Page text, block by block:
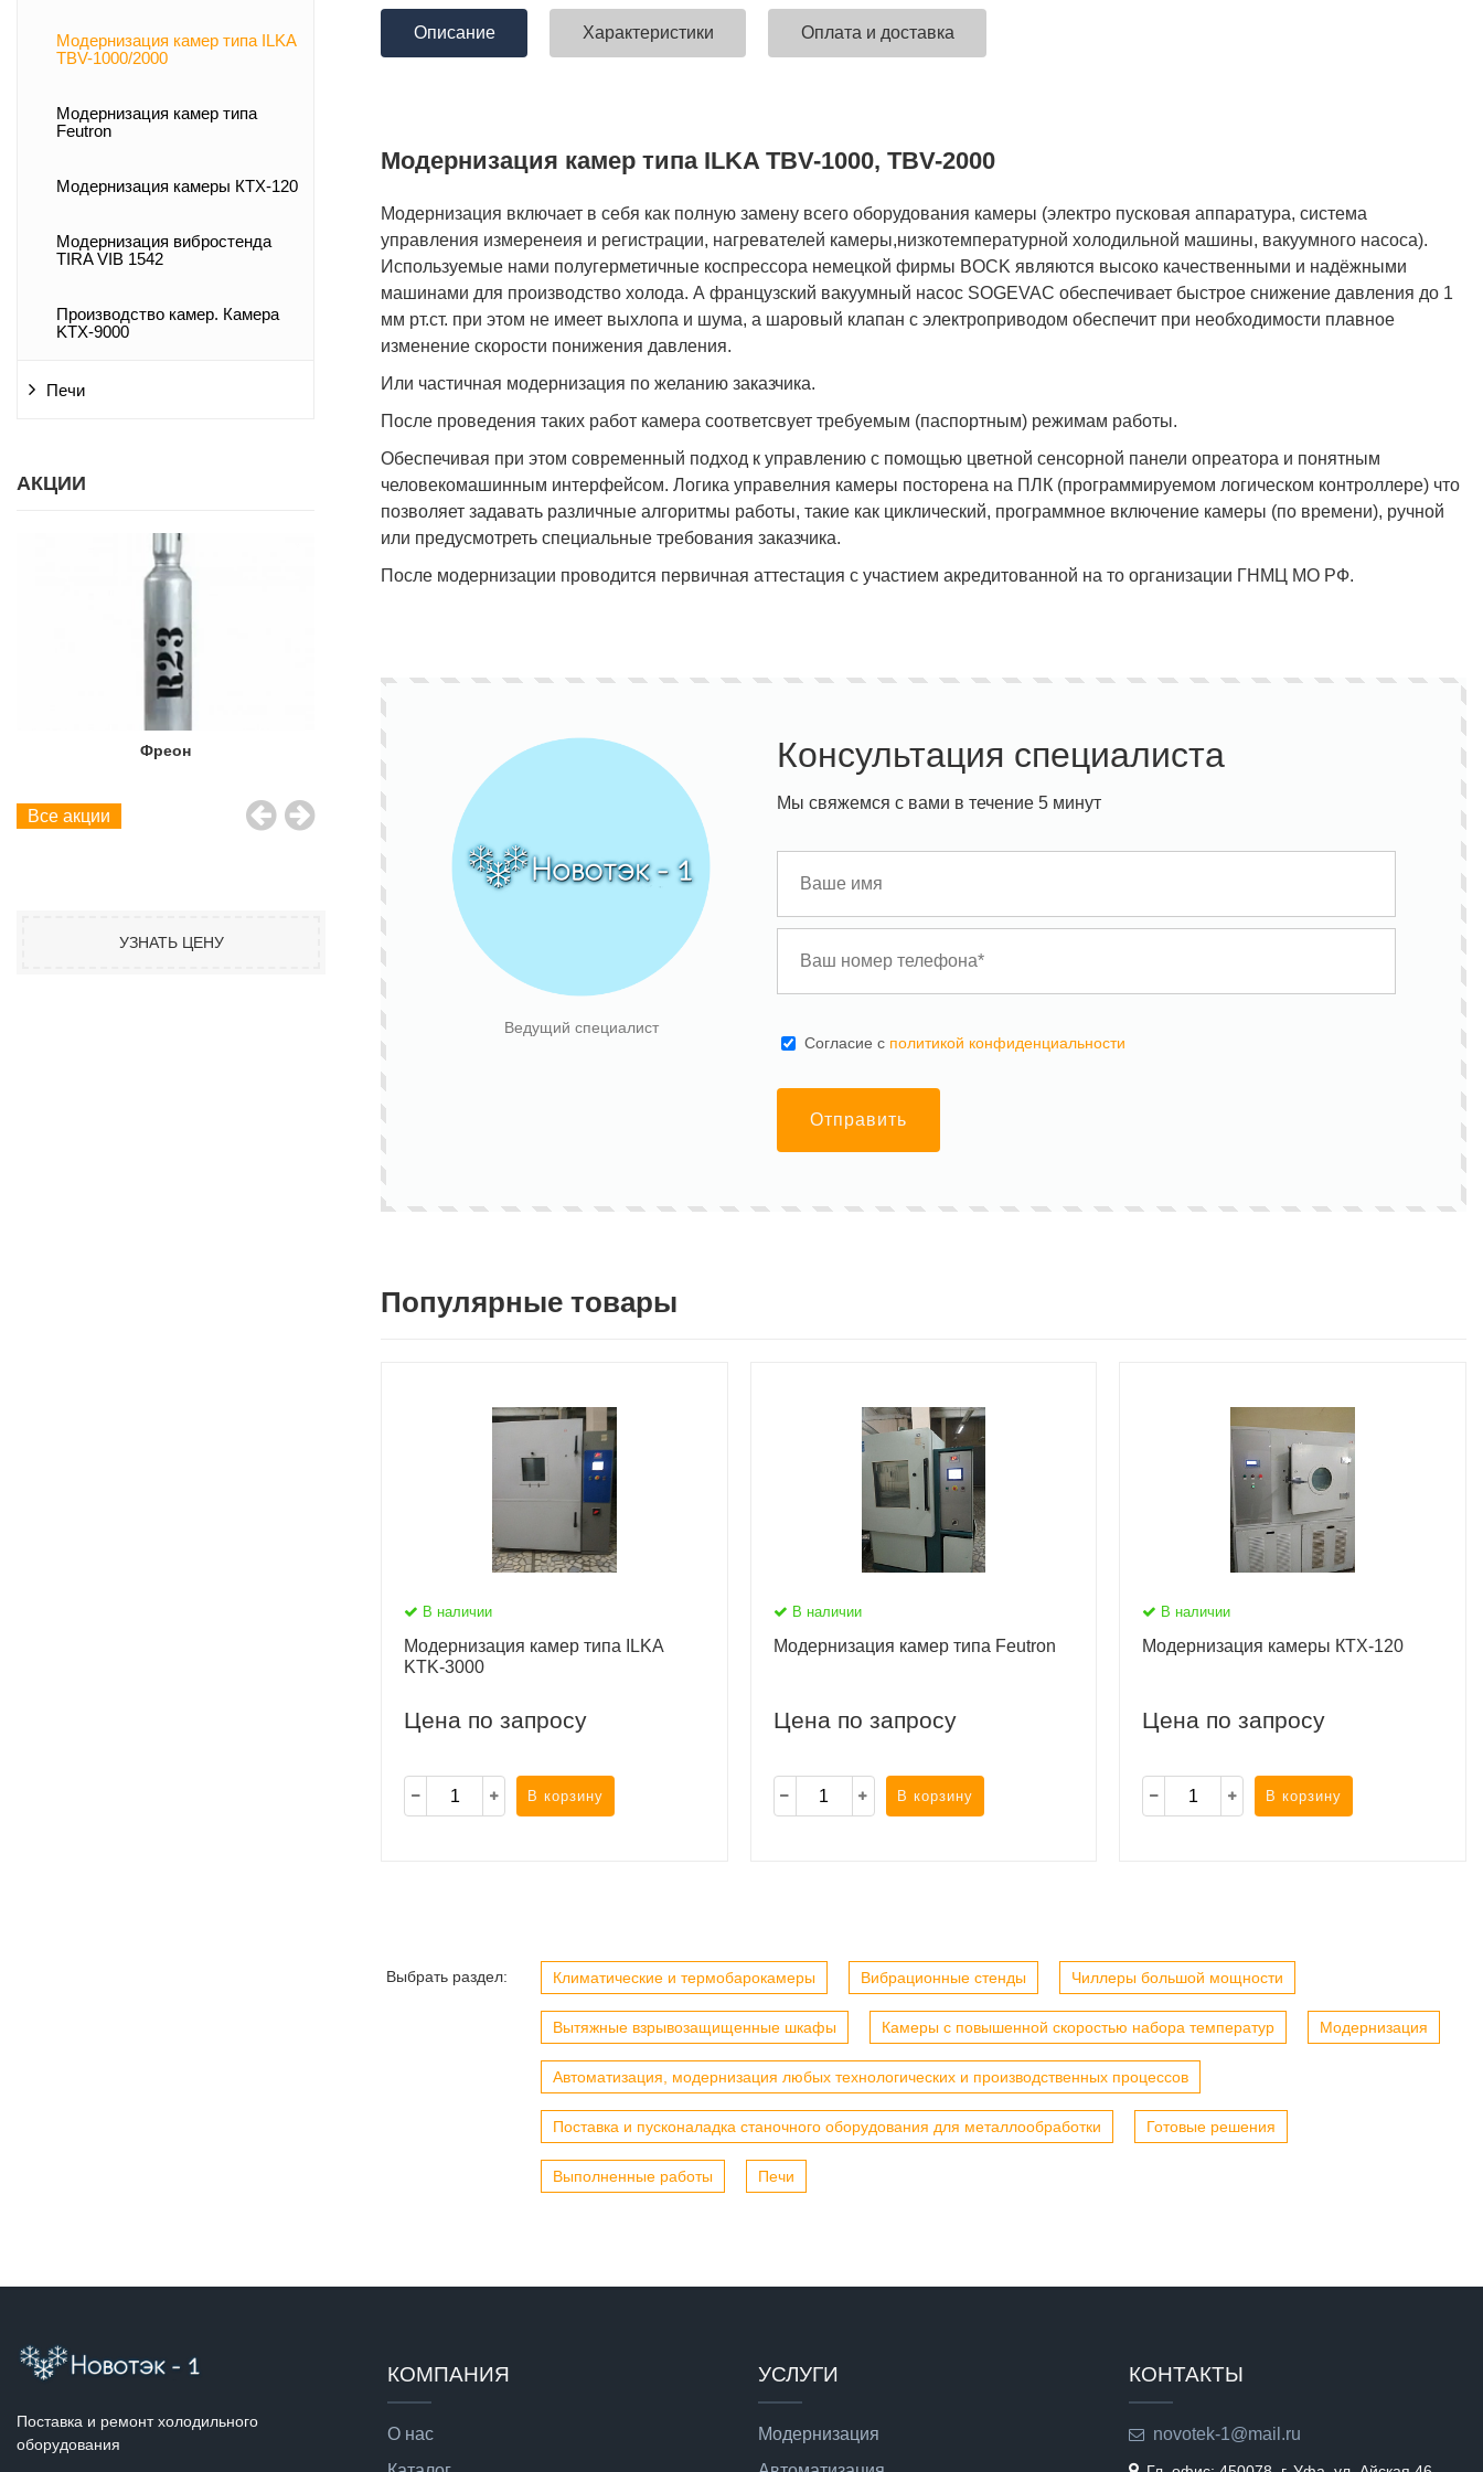
Модернизация камер типа ILKA
TBV-1000/2000
Модернизация камер типа
Feutron
Модернизация камеры КТХ-120
Модернизация вибростенда
TIRA VIB 1542
Производство камер. Камера
KTX-9000
Печи
АКЦИИ
Фреон
При покупке камеры или чиллера
фреон в подарок
Фреон в подарок
Все акции
УЗНАТЬ ЦЕНУ
Описание Характеристики Оплата и доставка
Модернизация камер типа ILKA TBV-1000, TBV-2000
Модернизация включает в себя как полную замену всего оборудования камеры (электро пусковая аппаратура, система
управления измеренеия и регистрации, нагревателей камеры,низкотемпературной холодильной машины, вакуумного насоса).
Используемые нами полугерметичные коспрессора немецкой фирмы BOCK являются высоко качественными и надёжными
машинами для производство холода. А французский вакуумный насос SOGEVAC обеспечивает быстрое снижение давления до 1
мм рт.ст. при этом не имеет выхлопа и шума, а шаровый клапан с электроприводом обеспечит при необходимости плавное
изменение скорости понижения давления.
Или частичная модернизация по желанию заказчика.
После проведения таких работ камера соответсвует требуемым (паспортным) режимам работы.
Обеспечивая при этом современный подход к управлению с помощью цветной сенсорной панели опреатора и понятным
человекомашинным интерфейсом. Логика управелния камеры посторена на ПЛК (программируемом логическом контроллере) что
позволяет задавать различные алгоритмы работы, такие как циклический, программное включение камеры (по времени), ручной
или предусмотреть специальные требования заказчика.
После модернизации проводится первичная аттестация с участием акредитованной на то организации ГНМЦ МО РФ.
Ведущий специалист
Консультация специалиста
Мы свяжемся с вами в течение 5 минут
Cогласие с политикой конфиденциальности
Отправить
Популярные товары
В наличии
Модернизация камер типа ILKA
KTK-3000
Цена по запросу
В корзину
В наличии
Модернизация камер типа Feutron
Цена по запросу
В корзину
В наличии
Модернизация камеры КТХ-120
Цена по запросу
В корзину
Выбрать раздел: Климатические и термобарокамеры Вибрационные стенды Чиллеры большой мощности
Вытяжные взрывозащищенные шкафы Камеры с повышенной скоростью набора температур Модернизация
Автоматизация, модернизация любых технологических и производственных процессов
Поставка и пусконаладка станочного оборудования для металлообработки Готовые решения
Выполненные работы Печи
Поставка и ремонт холодильного
оборудования
КОМПАНИЯ
О нас
УСЛУГИ
Модернизация
КОНТАКТЫ
novotek-1@mail.ru